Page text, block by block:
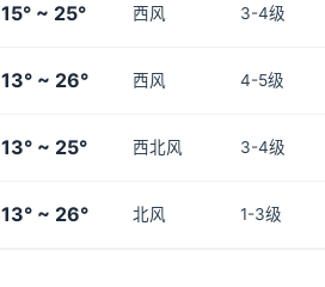
15° ~ 25° 西风 3-4级
13° ~ 26° 西风 4-5级
13° ~ 25° 西北风 3-4级
13° ~ 26° 北风 1-3级